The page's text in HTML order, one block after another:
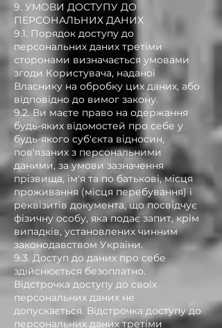
9. УМОВИ ДОСТУПУ ДО
ПЕРСОНАЛЬНИХ ДАНИХ
9.1. Порядок доступу до
персональних даних третіми
сторонами визначається умовами
згоди Користувача, наданої
Власнику на обробку цих даних, або
відповідно до вимог закону.
9.2. Ви маєте право на одержання
будь-яких відомостей про себе у
будь-якого суб'єкта відносин,
пов'язаних з персональними
даними, за умови зазначення
прізвища, ім'я та по батькові, місця
проживання (місця перебування) і
реквізитів документа, що посвідчує
фізичну особу, яка подає запит, крім
випадків, установлених чинним
законодавством України.
9.3. Доступ до даних про себе
здійснюється безоплатно.
Відстрочка доступу до своїх
персональних даних не
допускається. Відстрочка доступу до
персональних даних третіми